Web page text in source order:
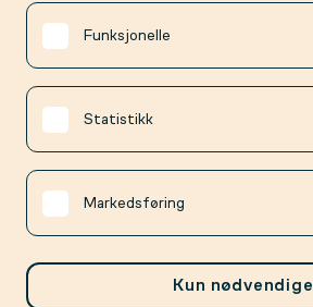
Funksjonelle
Statistikk
Markedsføring
Kun nødvendige